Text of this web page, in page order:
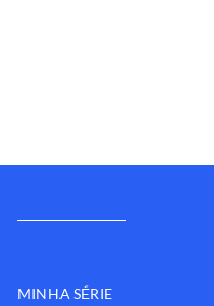
MINHA SÉRIE